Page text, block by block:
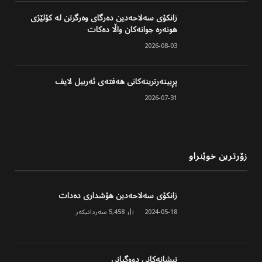
زانکۆی سەلاحەدین دەرگای وەرگرتن لە کۆلێژی
هونەرە جوانەکان واڵا دەکات
2026-08-03
پڕبینەرترینەکانی هەفتەی ئەربیل لایف
2026-07-31
زۆرترین خوێنراو
زانکۆی سەلاحەدین هۆشداری دەدات
2024-05-18
5,458 سەردانیکەر